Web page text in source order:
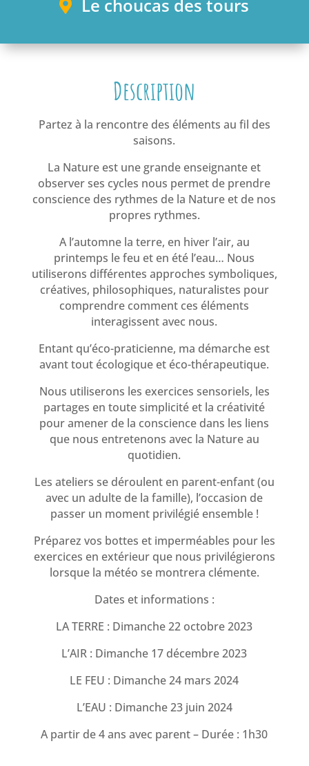
Le choucas des tours
Description
Partez à la rencontre des éléments au fil des
saisons.
La Nature est une grande enseignante et
observer ses cycles nous permet de prendre
conscience des rythmes de la Nature et de nos
propres rythmes.
A l’automne la terre, en hiver l’air, au
printemps le feu et en été l’eau… Nous
utiliserons différentes approches symboliques,
créatives, philosophiques, naturalistes pour
comprendre comment ces éléments
interagissent avec nous.
Entant qu’éco-praticienne, ma démarche est
avant tout écologique et éco-thérapeutique.
Nous utiliserons les exercices sensoriels, les
partages en toute simplicité et la créativité
pour amener de la conscience dans les liens
que nous entretenons avec la Nature au
quotidien.
Les ateliers se déroulent en parent-enfant (ou
avec un adulte de la famille), l’occasion de
passer un moment privilégié ensemble !
Préparez vos bottes et imperméables pour les
exercices en extérieur que nous privilégierons
lorsque la météo se montrera clémente.
Dates et informations :
LA TERRE : Dimanche 22 octobre 2023
L’AIR : Dimanche 17 décembre 2023
LE FEU : Dimanche 24 mars 2024
L’EAU : Dimanche 23 juin 2024
A partir de 4 ans avec parent – Durée : 1h30